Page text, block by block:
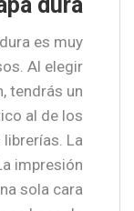
es muy
Al elegir
tendrás un
al de los
La
impresión
sola cara